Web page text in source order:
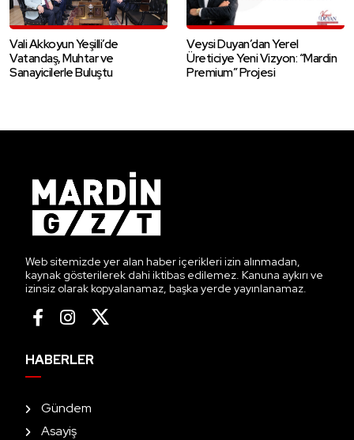
Vali Akkoyun Yeşilli’de
Vatandaş, Muhtar ve
Sanayicilerle Buluştu
Veysi Duyan’dan Yerel
Üreticiye Yeni Vizyon: “Mardin
Premium” Projesi
Web sitemizde yer alan haber içerikleri izin alınmadan,
kaynak gösterilerek dahi iktibas edilemez. Kanuna aykırı ve
izinsiz olarak kopyalanamaz, başka yerde yayınlanamaz.
HABERLER
Gündem
Asayiş